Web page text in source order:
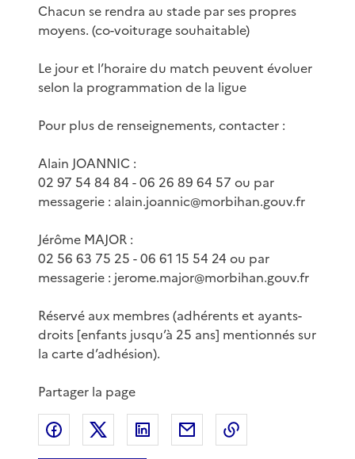
Chacun se rendra au stade par ses propres
moyens. (co-voiturage souhaitable)
Le jour et l’horaire du match peuvent évoluer
selon la programmation de la ligue
Pour plus de renseignements, contacter :
Alain JOANNIC :
02 97 54 84 84 - 06 26 89 64 57 ou par
messagerie : alain.joannic@morbihan.gouv.fr
Jérôme MAJOR :
02 56 63 75 25 - 06 61 15 54 24 ou par
messagerie : jerome.major@morbihan.gouv.fr
Réservé aux membres (adhérents et ayants-
droits [enfants jusqu’à 25 ans] mentionnés sur
la carte d’adhésion).
Partager la page
Partager sur Facebook
Partager sur XPartager sur LinkedIn
Partager par email